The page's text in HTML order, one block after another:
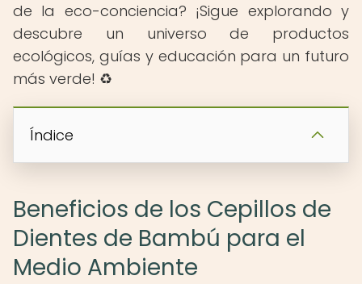
de la eco-conciencia? ¡Sigue explorando y
descubre un universo de productos
ecológicos, guías y educación para un futuro
más verde! ♻️
Índice
Beneficios de los Cepillos de
Dientes de Bambú para el
Medio Ambiente